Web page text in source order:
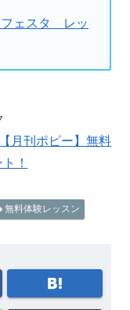
フェスタ レッ
月刊ポピー】無料
！
無料体験レッスン